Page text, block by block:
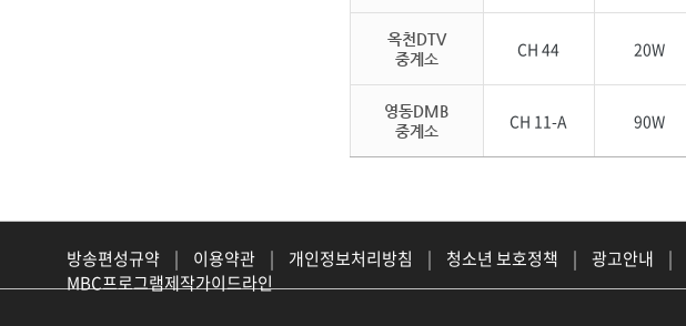
옥천DTV
중계소
CH 44 20W
영동DMB
중계소
CH 11-A 90W
방송편성규약 | 이용약관 | 개인정보처리방침 | 청소년 보호정책 | 광고안내 |
MBC프로그램제작가이드라인